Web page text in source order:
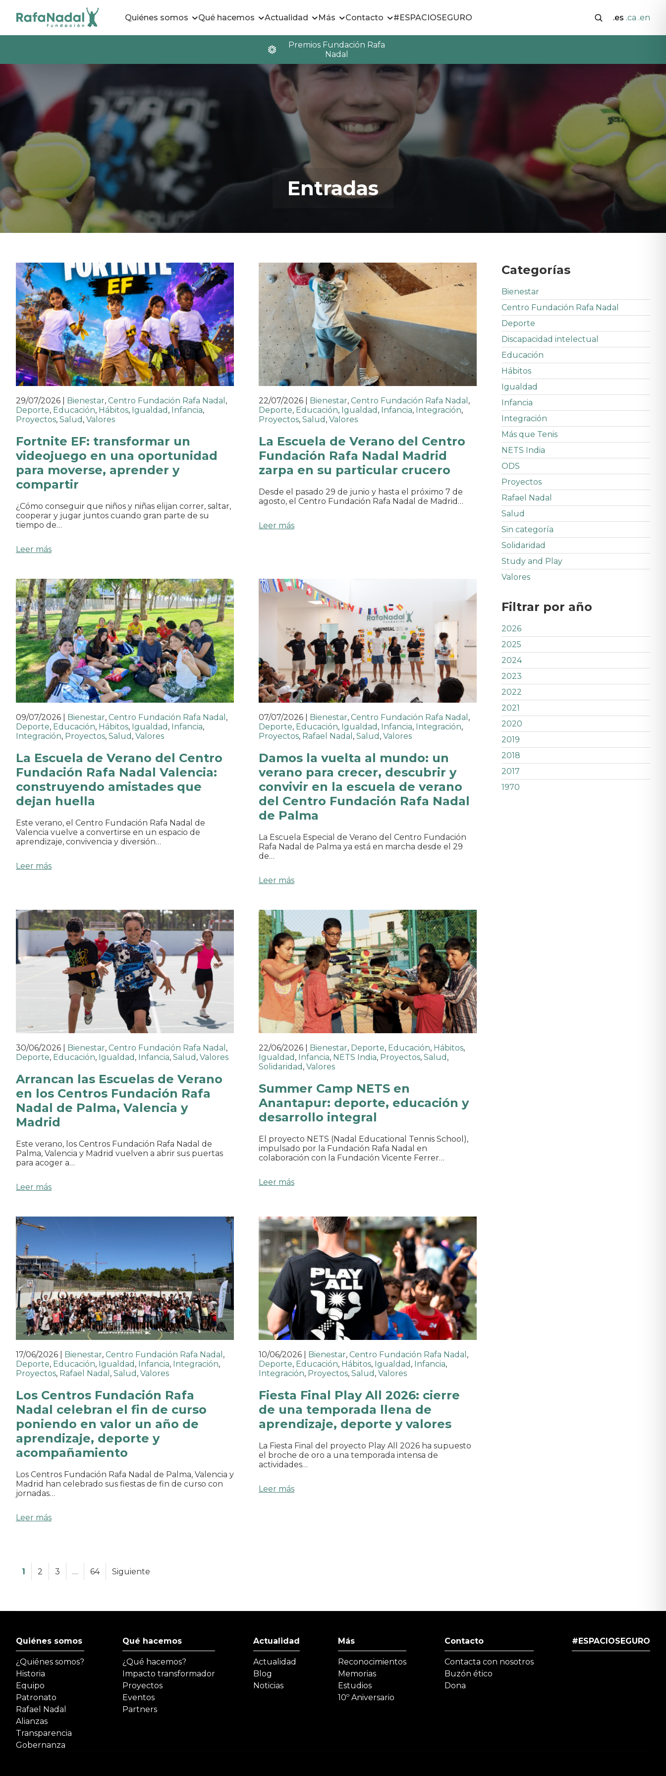
Quiénes somos Qué hacemos Actualidad Más Contacto #ESPACIOSEGURO .es .ca .en
Premios Fundación Rafa
Nadal
Entradas
29/07/2026 Bienestar, Centro Fundación Rafa Nadal ,
Deporte, Educación, Hábitos, Igualdad , Infancia,
Proyectos, Salud , Valores
Fortnite EF: transformar un
videojuego en una oportunidad
para moverse, aprender y
compartir
¿Cómo conseguir que niños y niñas elijan correr, saltar,
cooperar y jugar juntos cuando gran parte de su
tiempo de…
Leer más
22/07/2026 Bienestar, Centro Fundación Rafa Nadal ,
Deporte, Educación, Igualdad , Infancia, Integración,
Proyectos, Salud , Valores
La Escuela de Verano del Centro
Fundación Rafa Nadal Madrid
zarpa en su particular crucero
Desde el pasado 29 de junio y hasta el próximo 7 de
agosto, el Centro Fundación Rafa Nadal de Madrid…
Leer más
09/07/2026 Bienestar, Centro Fundación Rafa Nadal ,
Deporte, Educación, Hábitos, Igualdad , Infancia,
Integración, Proyectos, Salud , Valores
La Escuela de Verano del Centro
Fundación Rafa Nadal Valencia:
construyendo amistades que
dejan huella
Este verano, el Centro Fundación Rafa Nadal de
Valencia vuelve a convertirse en un espacio de
aprendizaje, convivencia y diversión…
Leer más
07/07/2026 Bienestar, Centro Fundación Rafa Nadal ,
Deporte, Educación, Igualdad , Infancia, Integración,
Proyectos, Rafael Nadal , Salud , Valores
Damos la vuelta al mundo: un
verano para crecer, descubrir y
convivir en la escuela de verano
del Centro Fundación Rafa Nadal
de Palma
La Escuela Especial de Verano del Centro Fundación
Rafa Nadal de Palma ya está en marcha desde el 29
de…
Leer más
30/06/2026 Bienestar, Centro Fundación Rafa Nadal ,
Deporte, Educación, Igualdad , Infancia, Salud , Valores
Arrancan las Escuelas de Verano
en los Centros Fundación Rafa
Nadal de Palma, Valencia y
Madrid
Este verano, los Centros Fundación Rafa Nadal de
Palma, Valencia y Madrid vuelven a abrir sus puertas
para acoger a…
Leer más
22/06/2026 Bienestar, Deporte, Educación, Hábitos,
Igualdad , Infancia, NETS India, Proyectos, Salud ,
Solidaridad , Valores
Summer Camp NETS en
Anantapur: deporte, educación y
desarrollo integral
El proyecto NETS (Nadal Educational Tennis School),
impulsado por la Fundación Rafa Nadal en
colaboración con la Fundación Vicente Ferrer…
Leer más
17/06/2026 Bienestar, Centro Fundación Rafa Nadal ,
Deporte, Educación, Igualdad , Infancia, Integración,
Proyectos, Rafael Nadal , Salud , Valores
Los Centros Fundación Rafa
Nadal celebran el fin de curso
poniendo en valor un año de
aprendizaje, deporte y
acompañamiento
Los Centros Fundación Rafa Nadal de Palma, Valencia y
Madrid han celebrado sus fiestas de fin de curso con
jornadas…
Leer más
10/06/2026 Bienestar, Centro Fundación Rafa Nadal ,
Deporte, Educación, Hábitos, Igualdad , Infancia,
Integración, Proyectos, Salud , Valores
Fiesta Final Play All 2026: cierre
de una temporada llena de
aprendizaje, deporte y valores
La Fiesta Final del proyecto Play All 2026 ha supuesto
el broche de oro a una temporada intensa de
actividades…
Leer más
1 2 3 … 64 Siguiente
Categorías
Bienestar
Centro Fundación Rafa Nadal
Deporte
Discapacidad intelectual
Educación
Hábitos
Igualdad
Infancia
Integración
Más que Tenis
NETS India
ODS
Proyectos
Rafael Nadal
Salud
Sin categoría
Solidaridad
Study and Play
Valores
Filtrar por año
2026
2025
2024
2023
2022
2021
2020
2019
2018
2017
1970
Quiénes somos
¿Quiénes somos?
Historia
Equipo
Patronato
Rafael Nadal
Alianzas
Transparencia
Gobernanza
Qué hacemos
¿Qué hacemos?
Impacto transformador
Proyectos
Eventos
Partners
Actualidad
Actualidad
Blog
Noticias
Más
Reconocimientos
Memorias
Estudios
10º Aniversario
Contacto
Contacta con nosotros
Buzón ético
Dona
#ESPACIOSEGURO